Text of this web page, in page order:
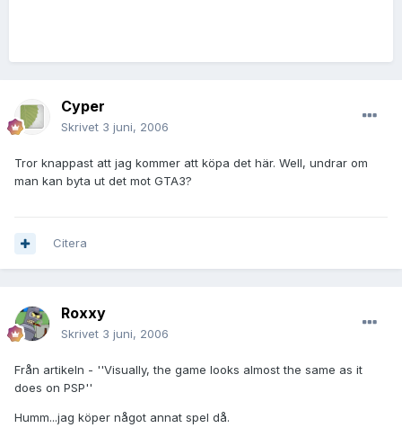
Cyper
Skrivet 3 juni, 2006
Tror knappast att jag kommer att köpa det här. Well, undrar om
man kan byta ut det mot GTA3?
Citera
Roxxy
Skrivet 3 juni, 2006
Från artikeln - ''Visually, the game looks almost the same as it
does on PSP''
Humm...jag köper något annat spel då.